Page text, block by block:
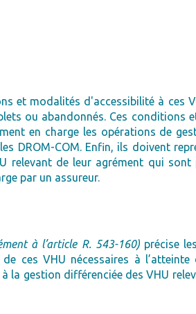
et modalités d'accessibilité à ces
ou abandonnés. Ces conditions
en charge les opérations de
DROM-COM. Enfin, ils doivent
relevant de leur agrément qui
par un assureur.
à l’article R. 543-160)précise
ces VHU nécessaires à
à la gestion différenciée des VHU